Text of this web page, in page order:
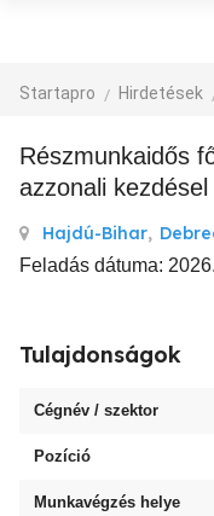
Startapro Hirdetések
Részmunkaidős főzésben jártas hölgyet
azzonali
Hajdú-Bihar,
Feladás dátuma:
Tulajdonságok
Cégnév / szektor
Pozíció
Munkavégzés helye